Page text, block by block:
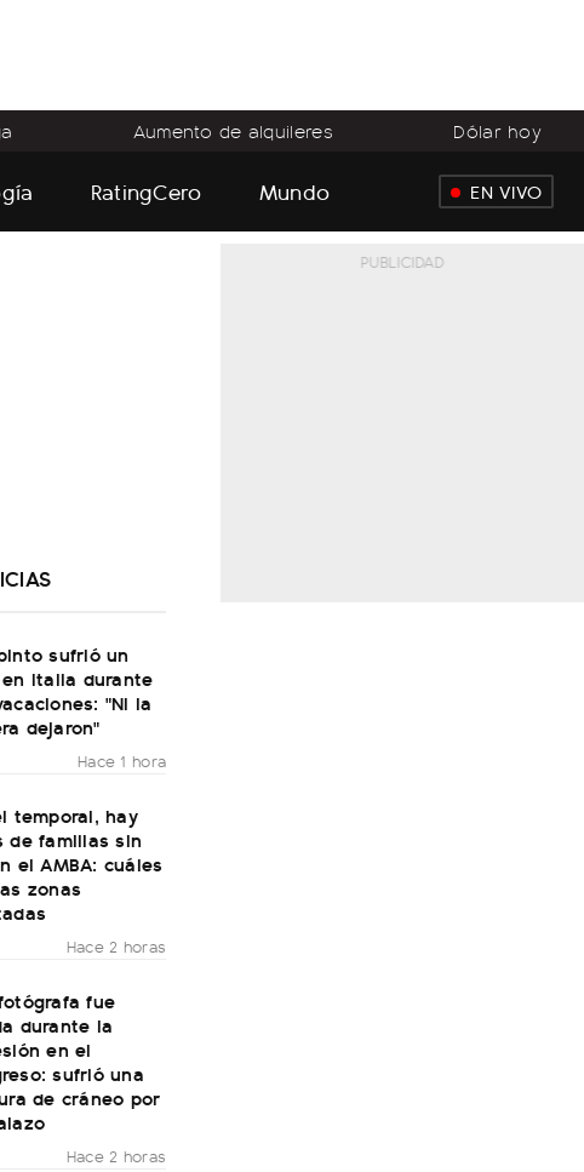
Aumento de alquileres Dólar hoy
RatingCero Mundo EN VIVO
sufrió un
Italia durante
"Ni la
dejaron"
Hace 1 hora
temporal, hay
de familias sin
el AMBA: cuáles
zonas
Hace 2 horas
fue
durante la
en el
sufrió una
de cráneo por
Hace 2 horas